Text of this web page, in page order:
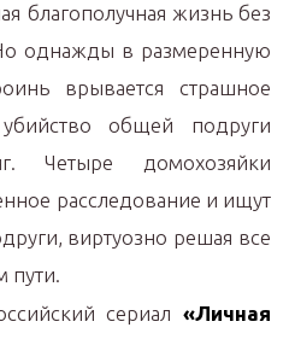
благополучная жизнь без
однажды в размеренную
врывается страшное
общей подруги
Четыре домохозяйки
расследование и ищут
виртуозно решая все
пути.
сериал «Личная